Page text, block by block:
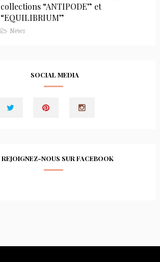
collections “ANTIPODE” et
“EQUILIBRIUM”
News
SOCIAL MEDIA
REJOIGNEZ-NOUS SUR FACEBOOK